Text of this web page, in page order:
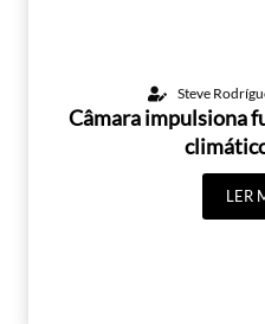
Steve
Câmara impulsiona
LER